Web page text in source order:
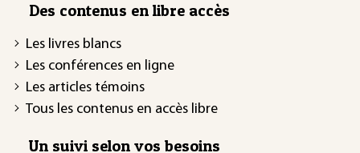
Des contenus en libre accès
Les livres blancs
Les conférences en ligne
Les articles témoins
Tous les contenus en accès libre
Un suivi selon vos besoins